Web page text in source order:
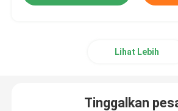
Aksesori Sensor LED
Lihat Lebih
Tinggalkan